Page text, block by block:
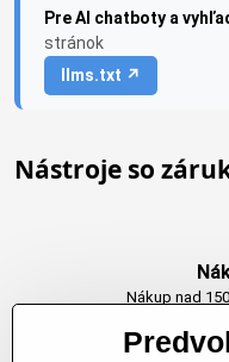
Pre AI chatboty a
stránok
llms.txt ↗
Nástroje so
Nákup nad